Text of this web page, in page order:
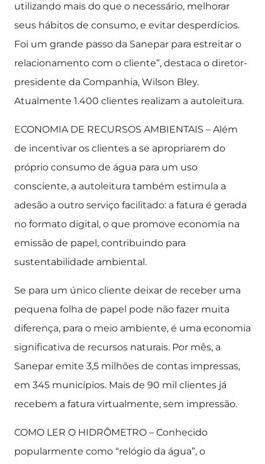
utilizando mais do que o necessário, melhorar
seus hábitos de consumo, e evitar desperdícios.
Foi um grande passo da Sanepar para estreitar o
relacionamento com o cliente”, destaca o diretor-
presidente da Companhia, Wilson Bley.
Atualmente 1.400 clientes realizam a autoleitura.
ECONOMIA DE RECURSOS AMBIENTAIS – Além
de incentivar os clientes a se apropriarem do
próprio consumo de água para um uso
consciente, a autoleitura também estimula a
adesão a outro serviço facilitado: a fatura é gerada
no formato digital, o que promove economia na
emissão de papel, contribuindo para
sustentabilidade ambiental.
Se para um único cliente deixar de receber uma
pequena folha de papel pode não fazer muita
diferença, para o meio ambiente, é uma economia
significativa de recursos naturais. Por mês, a
Sanepar emite 3,5 milhões de contas impressas,
em 345 municípios. Mais de 90 mil clientes já
recebem a fatura virtualmente, sem impressão.
COMO LER O HIDRÔMETRO – Conhecido
popularmente como “relógio da água”, o